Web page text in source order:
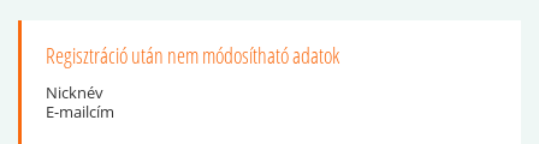
Regisztráció után nem módosítható adatok
Nicknév
E-mailcím